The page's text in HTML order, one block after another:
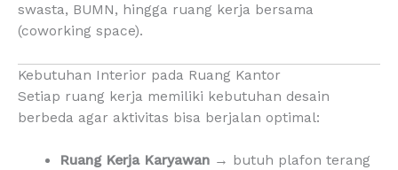
swasta, BUMN, hingga ruang kerja bersama
(coworking space).
Kebutuhan Interior pada Ruang Kantor
Setiap ruang kerja memiliki kebutuhan desain
berbeda agar aktivitas bisa berjalan optimal:
Ruang Kerja Karyawan→ butuh plafon terang